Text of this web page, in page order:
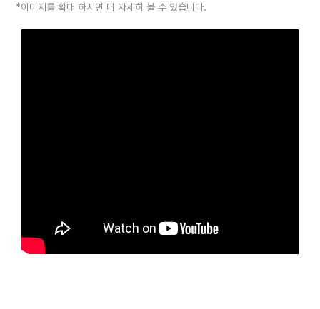
*이미지를 확대 하시면 더 자세히 볼 수 있습니다.